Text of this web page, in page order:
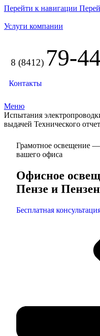
Перейти к навигации
Услуги компании
8 (8412) 79-
Контакты
Меню
Испытания
выдачей Технического
Грамотное освещение
вашего офиса
Офисное
Пензе и
Бесплатная